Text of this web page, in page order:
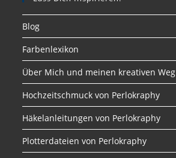
Blog
Farbenlexikon
Über Mich und meinen kreativen Weg
Hochzeitschmuck von Perlokraphy
Häkelanleitungen von Perlokraphy
Plotterdateien von Perlokraphy